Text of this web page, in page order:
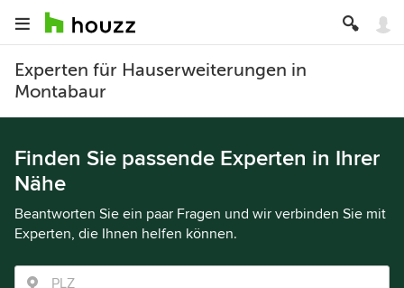
Experten für Hauserweiterungen in
Montabaur
Finden Sie passende Experten in Ihrer
Nähe
Beantworten Sie ein paar Fragen und wir verbinden Sie mit
Experten, die Ihnen helfen können.